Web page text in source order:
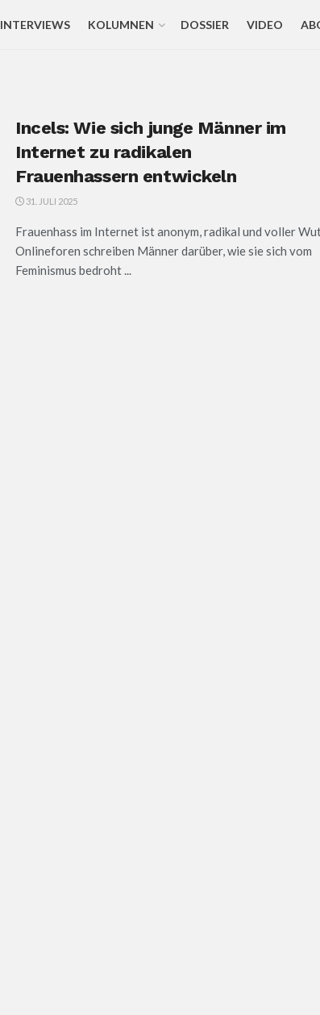
INTERVIEWS KOLUMNEN DOSSIER VIDEO
Incels: Wie sich junge Männer im
Internet zu radikalen
Frauenhassern entwickeln
31. JULI 2025
Frauenhass im Internet ist anonym, radikal und voller
Onlineforen schreiben Männer darüber, wie sie sich vom
Feminismus bedroht ...